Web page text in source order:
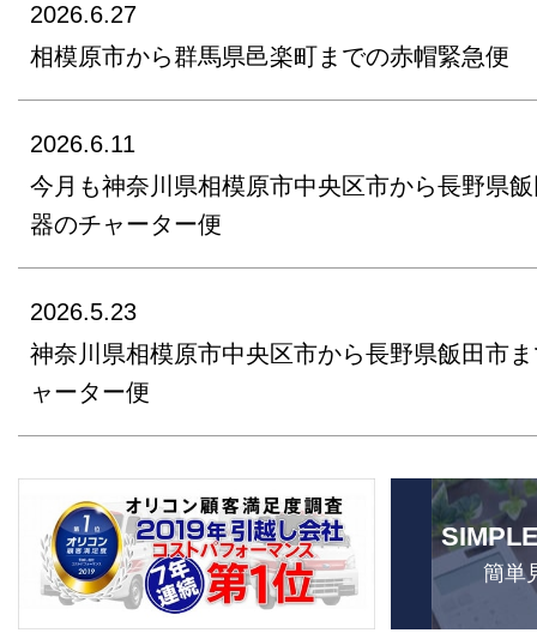
2026.6.27
相模原市から群馬県邑楽町までの赤帽緊急便
2026.6.11
今月も神奈川県相模原市中央区市から長野県
器のチャーター便
2026.5.23
神奈川県相模原市中央区市から長野県飯田市
ャーター便
簡単